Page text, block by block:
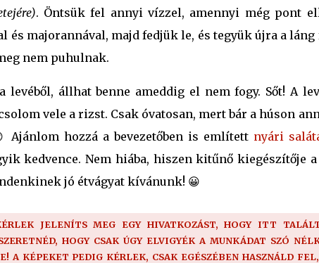
. Öntsük fel annyi vízzel, amennyi még pont
és majorannával, majd fedjük le, és tegyük újra a láng
nem puhulnak.
állhat benne ameddig el nem fogy. Sőt! A
vele a rizst. Csak óvatosan, mert bár a húson
Ajánlom hozzá a bevezetőben is említett nyári
kedvence. Nem hiába, hiszen kitűnő kiegészítője
jó étvágyat kívánunk! 😀
JELENÍTS MEG EGY HIVATKOZÁST, HOGY ITT
HOGY CSAK ÚGY ELVIGYÉK A MUNKÁDAT SZÓ
KÉPEKET PEDIG KÉRLEK, CSAK EGÉSZÉBEN HASZNÁLD